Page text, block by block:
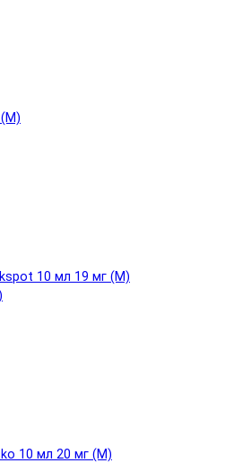
(М)
10 мл 19 мг (М)
10 мл 20 мг (М)